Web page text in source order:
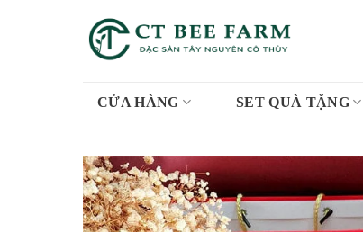
CỬA HÀNG SET QUÀ TẶNG